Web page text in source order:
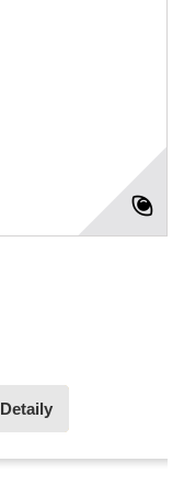
Detaily